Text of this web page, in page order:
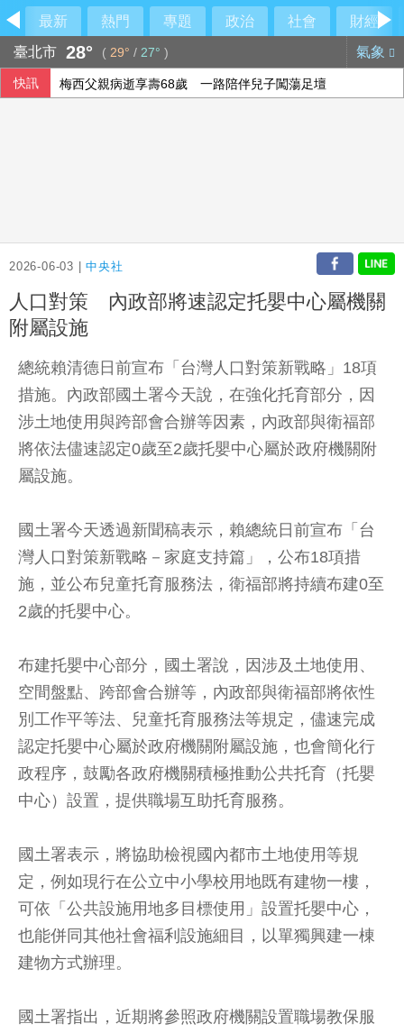
最新 熱門 專題 政治 社會
財經
臺北市 28° ( 29° / 27° ) 氣象
快訊 梅西父親病逝享壽68歲 一路陪伴兒子闖蕩足壇
2026-06-03 |中央社
人口對策 內政部將速認定托嬰中心屬機關
附屬設施
總統賴清德日前宣布「台灣人口對策新戰略」18項
措施。內政部國土署今天說，在強化托育部分，因
涉土地使用與跨部會合辦等因素，內政部與衛福部
將依法儘速認定0歲至2歲托嬰中心屬於政府機關附
屬設施。
國土署今天透過新聞稿表示，賴總統日前宣布「台
灣人口對策新戰略－家庭支持篇」，公布18項措
施，並公布兒童托育服務法，衛福部將持續布建0至
2歲的托嬰中心。
布建托嬰中心部分，國土署說，因涉及土地使用、
空間盤點、跨部會合辦等，內政部與衛福部將依性
別工作平等法、兒童托育服務法等規定，儘速完成
認定托嬰中心屬於政府機關附屬設施，也會簡化行
政程序，鼓勵各政府機關積極推動公共托育（托嬰
中心）設置，提供職場互助托育服務。
國土署表示，將協助檢視國內都市土地使用等規
定，例如現行在公立中小學校用地既有建物一樓，
可依「公共設施用地多目標使用」設置托嬰中心，
也能併同其他社會福利設施細目，以單獨興建一棟
建物方式辦理。
國土署指出，近期將參照政府機關設置職場教保服